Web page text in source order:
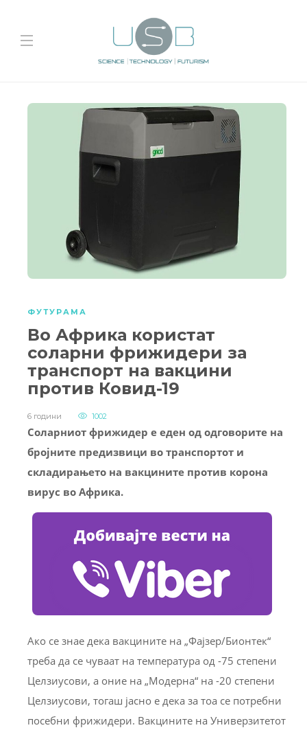
ФУТУРАМА
Во Африка користат
соларни фрижидери за
транспорт на вакцини
против Ковид-19
6 години 1002
Соларниот фрижидер е еден од одговорите на
бројните предизвици во транспортот и
складирањето на вакцините против корона
вирус во Африка.
Ако се знае дека вакцините на „Фајзер/Бионтек“
треба да се чуваат на температура од -75 степени
Целзиусови, а оние на „Модерна“ на -20 степени
Целзиусови, тогаш јасно е дека за тоа се потребни
посебни фрижидери. Вакцините на Универзитетот